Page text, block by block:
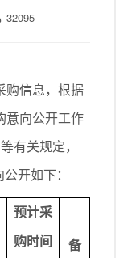
32095
信息，根据
意向公开工作
有关规定，
开如下：
预计采
购时间
备